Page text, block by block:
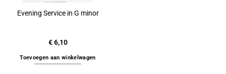
Evening Service in G minor
€6,10
Toevoegen aan winkelwagen